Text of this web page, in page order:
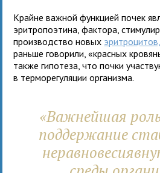
Крайне важной функцией почек
эритропоэтина, фактора,
производство новых
раньше говорили, «красных
также гипотеза, что почки
в терморегуляции организма.
«Важнейшая
поддержание